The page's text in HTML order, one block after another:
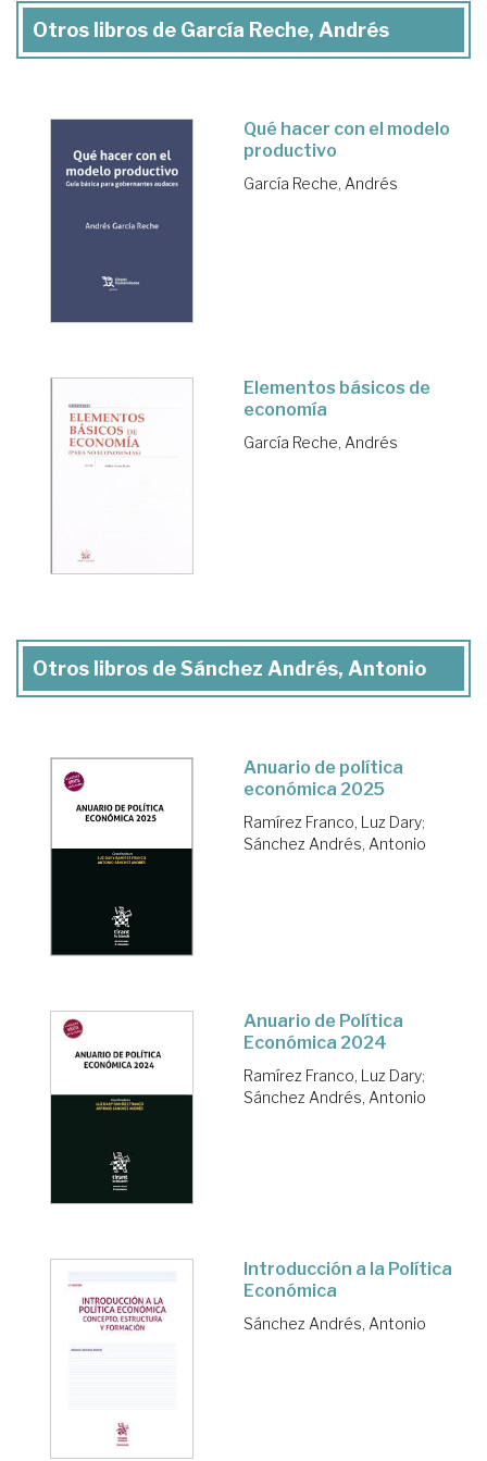
Otros libros de García Reche, Andrés
Qué hacer con el modelo
productivo
García Reche, Andrés
Elementos básicos de
economía
García Reche, Andrés
Otros libros de Sánchez Andrés, Antonio
Anuario de política
económica 2025
Ramírez Franco, Luz Dary;
Sánchez Andrés, Antonio
Anuario de Política
Económica 2024
Ramírez Franco, Luz Dary;
Sánchez Andrés, Antonio
Introducción a la Política
Económica
Sánchez Andrés, Antonio